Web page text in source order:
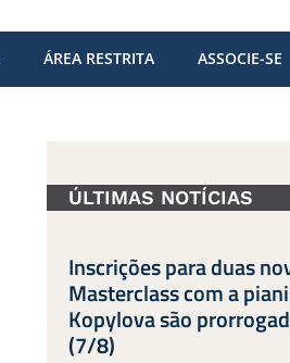
ÁREA RESTRITA ASSOCIE-SE
ÚLTIMAS NOTÍCIAS
Inscrições para duas
Masterclass com a
Kopylova são
(7/8)